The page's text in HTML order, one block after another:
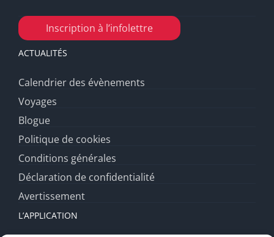
Inscription à l’infolettre
ACTUALITÉS
Calendrier des évènements
Voyages
Blogue
Politique de cookies
Conditions générales
Déclaration de confidentialité
Avertissement
L’APPLICATION